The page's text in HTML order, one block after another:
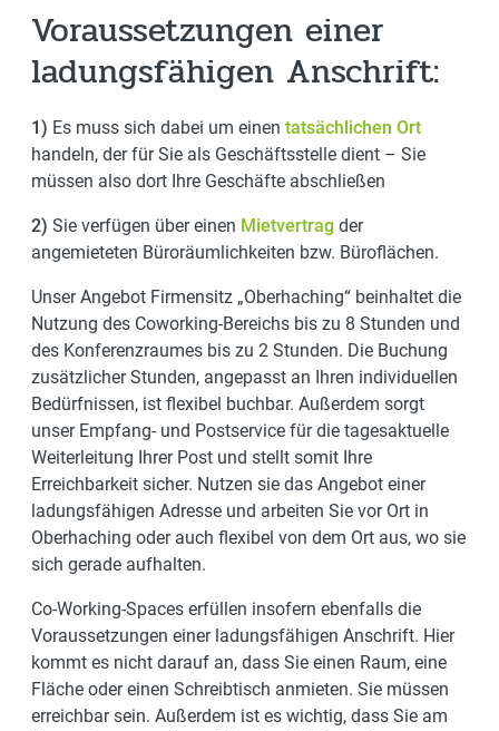
Voraussetzungen einer
ladungsfähigen Anschrift:
1) Es muss sich dabei um einen tatsächlichen Ort
handeln, der für Sie als Geschäftsstelle dient – Sie
müssen also dort Ihre Geschäfte abschließen
2) Sie verfügen über einen Mietvertrag der
angemieteten Büroräumlichkeiten bzw. Büroflächen.
Unser Angebot Firmensitz „Oberhaching“ beinhaltet die
Nutzung des Coworking-Bereichs bis zu 8 Stunden und
des Konferenzraumes bis zu 2 Stunden. Die Buchung
zusätzlicher Stunden, angepasst an Ihren individuellen
Bedürfnissen, ist flexibel buchbar. Außerdem sorgt
unser Empfang- und Postservice für die tagesaktuelle
Weiterleitung Ihrer Post und stellt somit Ihre
Erreichbarkeit sicher. Nutzen sie das Angebot einer
ladungsfähigen Adresse und arbeiten Sie vor Ort in
Oberhaching oder auch flexibel von dem Ort aus, wo sie
sich gerade aufhalten.
Co-Working-Spaces erfüllen insofern ebenfalls die
Voraussetzungen einer ladungsfähigen Anschrift. Hier
kommt es nicht darauf an, dass Sie einen Raum, eine
Fläche oder einen Schreibtisch anmieten. Sie müssen
erreichbar sein. Außerdem ist es wichtig, dass Sie am